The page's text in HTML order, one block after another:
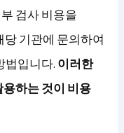
검사 비용을
기관에 문의하여
법입니다. 이러한
하는 것이 비용